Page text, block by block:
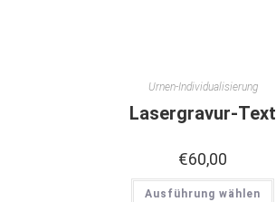
Urnen-Individualisierung
Lasergravur-Text
€60,00
Ausführung wählen